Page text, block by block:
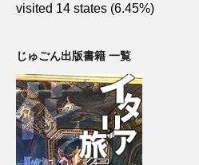
visited 14 states (6.45%)
じゅごん出版書籍 一覧